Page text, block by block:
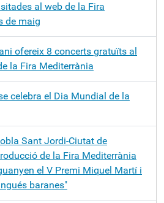
al web de la Fira
de maig
ofereix 8 concerts gratuïts al
la Fira Mediterrània
celebra el Dia Mundial de la
Sant Jordi-Ciutat de
de la Fira Mediterrània
el V Premi Miquel Martí i
baranes"